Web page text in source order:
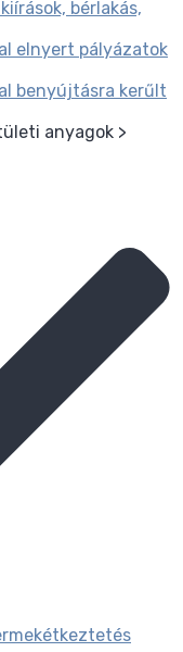
bérlakás,
elnyert pályázatok
benyújtásra kerűlt
anyagok >